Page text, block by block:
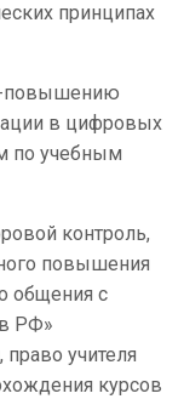
принципах
повышению
в цифровых
по учебным
контроль,
повышения
общения с
РФ»
учителя
курсов